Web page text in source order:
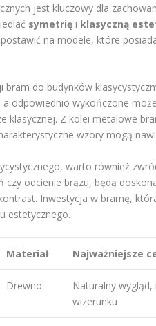
jest kluczowy dla
symetrię i klasyczną
na modele, które
bram do budynków
a odpowiednio wykończone
klasycznej. Z kolei metalowe
wzory mogą
warto również
odcienie brązu, będą
Inwestycja w bramę,
estetycznego.
Materiał Najważniejsze
Drewno
Naturalny
wizerunku